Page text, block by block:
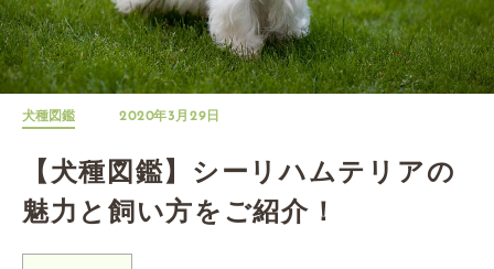
犬種図鑑 2020年3月29日
【犬種図鑑】シーリハムテリアの
魅力と飼い方をご紹介！